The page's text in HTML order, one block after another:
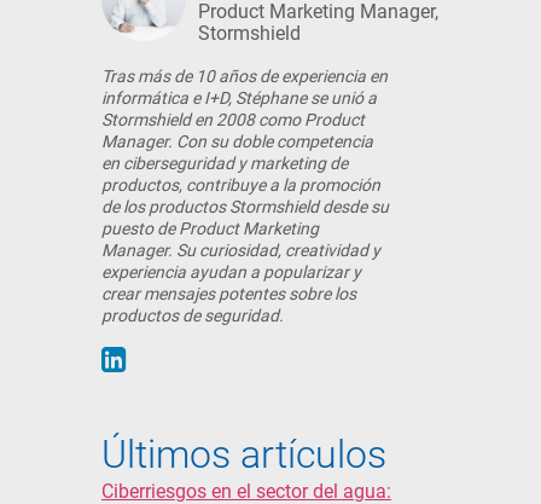
Product Marketing Manager,
Stormshield
Tras más de 10 años de experiencia en
informática e I+D, Stéphane se unió a
Stormshield en 2008 como Product
Manager. Con su doble competencia
en ciberseguridad y marketing de
productos, contribuye a la promoción
de los productos Stormshield desde su
puesto de Product Marketing
Manager. Su curiosidad, creatividad y
experiencia ayudan a popularizar y
crear mensajes potentes sobre los
productos de seguridad.
Últimos artículos
Ciberriesgos en el sector del agua: